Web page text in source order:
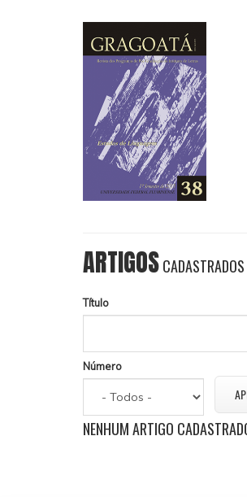
ARTIGOSCADASTRADOS
Título
Número
NENHUM ARTIGO